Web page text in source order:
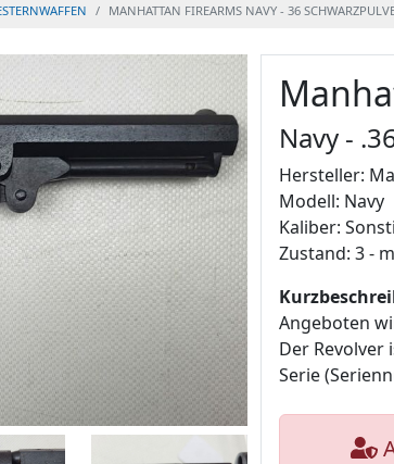
MANHATTAN FIREARMS NAVY - 36
Navy -
Hersteller:
Modell: Navy
Kaliber:
Zustand: 3 -
Angeboten
Der Revolver
Serie